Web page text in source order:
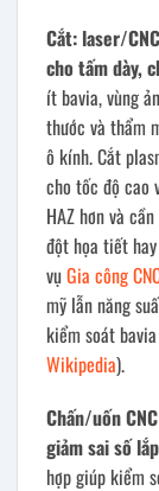
Cắt: laser/
cho tấm dày,
ít bavia, vùng
thước và thẩm
ô kính. Cắt
cho tốc độ cao
HAZ hơn và
đột họa tiết
vụGia công
mỹ lẫn năng
kiểm soát
Wikipedia).
Chấn/uốn
giảm sai số
hợp giúp kiểm